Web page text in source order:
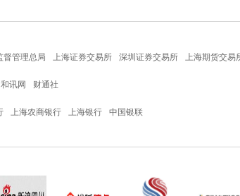
督管理总局 上海证券交易所 深圳证券交易所 上海期货交易
和讯网 财通社
上海农商银行 上海银行 中国银联